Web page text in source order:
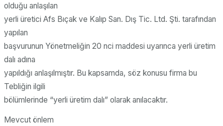
olduğu anlaşılan
yerli üretici Afs Bıçak ve Kalıp San. Dış Tic. Ltd. Şti. tarafından
yapılan
başvurunun Yönetmeliğin 20 nci maddesi uyarınca yerli üretim
dalı adına
yapıldığı anlaşılmıştır. Bu kapsamda, söz konusu firma bu
Tebliğin ilgili
bölümlerinde “yerli üretim dalı” olarak anılacaktır.
Mevcut önlem